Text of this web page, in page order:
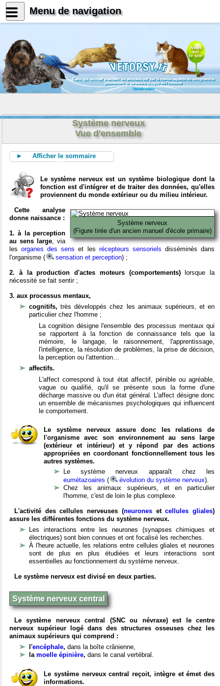
News
sur
le site
Celui qui connait vraiment les animaux est par là même capable de comprendre
pleinement le caractère unique de l'homme
Konrad Lorenz
Système nerveux
Vue d'ensemble
► Afficher le sommaire
Le système nerveux est un système biologique dont la
fonction est d'intégrer et de traiter des données, qu'elles
proviennent du monde extérieur ou du milieu intérieur.
Système nerveux
(Figure tirée d'un ancien manuel d'école primaire)
Cette analyse
donne naissance :
1. à la perception
au sens large, via
lesorganes des sens et les récepteurs sensoriels disséminés dans
l'organisme (
sensation et perception) ;
2. à la production d'actes moteurs (comportements)lorsque la
nécessité se fait sentir ;
3. aux processus mentaux,
cognitifs,très développés chez les animaux supérieurs, et en
particulier chez l'homme ;
La cognition désigne l'ensemble des processus mentaux qui
se rapportent à la fonction de connaissance tels que la
mémoire, le langage, le raisonnement, l'apprentissage,
l'intelligence, la résolution de problèmes, la prise de décision,
la perception ou l'attention…
affectifs.
L'affect correspond à tout état affectif, pénible ou agréable,
vague ou qualifié, qu'il se présente sous la forme d'une
décharge massive ou d'un état général. L'affect désigne donc
un ensemble de mécanismes psychologiques qui influencent
le comportement.
Le système nerveux assure donc les relations de
l'organisme avec son environnement au sens large
(extérieur et intérieur) et y répond par des actions
appropriées en coordonant fonctionnellement tous les
autres systèmes.
Le système nerveux apparaît chez les
eumétazoaires ( évolution du système nerveux).
Chez les animaux supérieurs, et en particulier
l'homme, c'est de loin le plus complexe.
L'activité des cellules nerveuses (neuronesetcellules gliales)
assure les différentes fonctions du système nerveux.
Les interactions entre les neurones (synapses chimiques et
électriques) sont bien connues et ont focalisé les recherches.
À l'heure actuelle, les relations entre cellules gliales et neurones
sont de plus en plus étudiées et leurs interactions sont
essentielles au fonctionnement du système nerveux.
Le système nerveux est divisé en deux parties.
Système nerveux central
Le système nerveux central (SNC ou névraxe) est le centre
nerveux supérieur logé dans des structures osseuses chez les
animaux supérieurs qui comprend :
l'encéphale, dans la boîte crânienne,
la moelle épinière, dans le canal vertébral.
Le système nerveux central reçoit, intègre et émet des
informations.
Menu de navigation